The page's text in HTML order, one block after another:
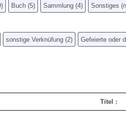
) Buch (5) Sammlung (4) Sonstiges
sonstige Verknüfung (2) Gefeierte oder
Titel